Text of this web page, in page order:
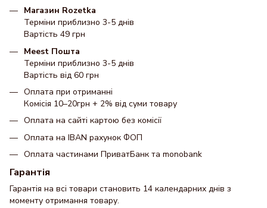
Магазин Rozetka
Терміни приблизно 3-5 днів
Вартість 49 грн
Meest Пошта
Терміни приблизно 3-5 днів
Вартість від 60 грн
Оплата при отриманні
Комісія 10–20грн + 2% від суми товару
Оплата на сайті картою без комісії
Оплата на IBAN рахунок ФОП
Оплата частинами ПриватБанк та monobank
Гарантія
Гарантія на всі товари становить 14 календарних днів з
моменту отримання товару.